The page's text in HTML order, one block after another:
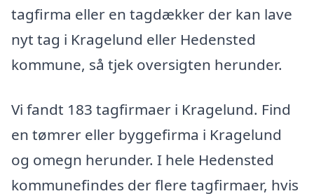
tagfirma eller en tagdækker der kan lave
nyt tag i Kragelund eller Hedensted
kommune, så tjek oversigten herunder.
Vi fandt 183 tagfirmaer i Kragelund. Find
en tømrer eller byggefirma i Kragelund
og omegn herunder. I hele Hedensted
kommunefindes der flere tagfirmaer, hvis